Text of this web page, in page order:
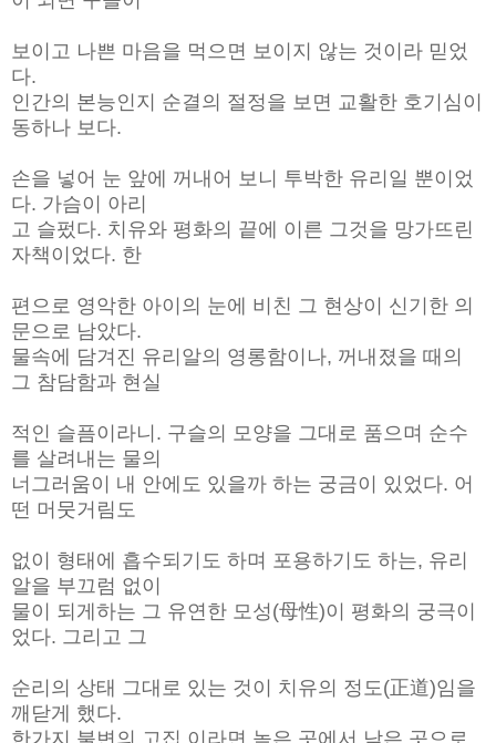
보이고 나쁜 마음을 먹으면 보이지 않는 것이라 믿었
다.
인간의 본능인지 순결의 절정을 보면 교활한 호기심이
동하나 보다.
손을 넣어 눈 앞에 꺼내어 보니 투박한 유리일 뿐이었
다. 가슴이 아리
고 슬펐다. 치유와 평화의 끝에 이른 그것을 망가뜨린
자책이었다. 한
편으로 영악한 아이의 눈에 비친 그 현상이 신기한 의
문으로 남았다.
물속에 담겨진 유리알의 영롱함이나, 꺼내졌을 때의
그 참담함과 현실
적인 슬픔이라니. 구슬의 모양을 그대로 품으며 순수
를 살려내는 물의
너그러움이 내 안에도 있을까 하는 궁금이 있었다. 어
떤 머뭇거림도
없이 형태에 흡수되기도 하며 포용하기도 하는, 유리
알을 부끄럼 없이
물이 되게하는 그 유연한 모성(母性)이 평화의 궁극이
었다. 그리고 그
순리의 상태 그대로 있는 것이 치유의 정도(正道)임을
깨닫게 했다.
한가지 불변의 고집 이라면 높은 곳에서 낮은 곳으로